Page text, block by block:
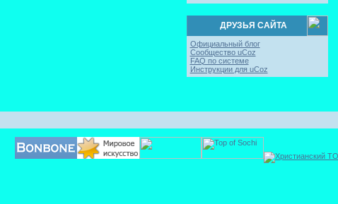
ДРУЗЬЯ САЙТА
Официальный блог
Сообщество uCoz
FAQ по системе
Инструкции для uCoz